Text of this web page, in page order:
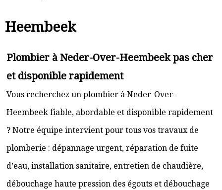
Heembeek
Plombier à Neder-Over-Heembeek pas cher
et disponible rapidement
Vous recherchez un plombier à Neder-Over-
Heembeek fiable, abordable et disponible rapidement
? Notre équipe intervient pour tous vos travaux de
plomberie : dépannage urgent, réparation de fuite
d’eau, installation sanitaire, entretien de chaudière,
débouchage haute pression des égouts et débouchage